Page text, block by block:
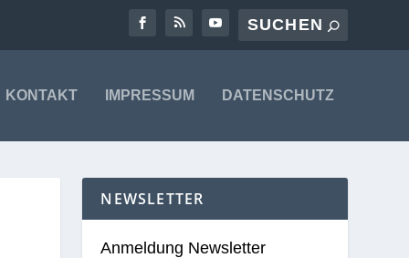
KONTAKT IMPRESSUM DATENSCHUTZ
NEWSLETTER
Anmeldung Newsletter